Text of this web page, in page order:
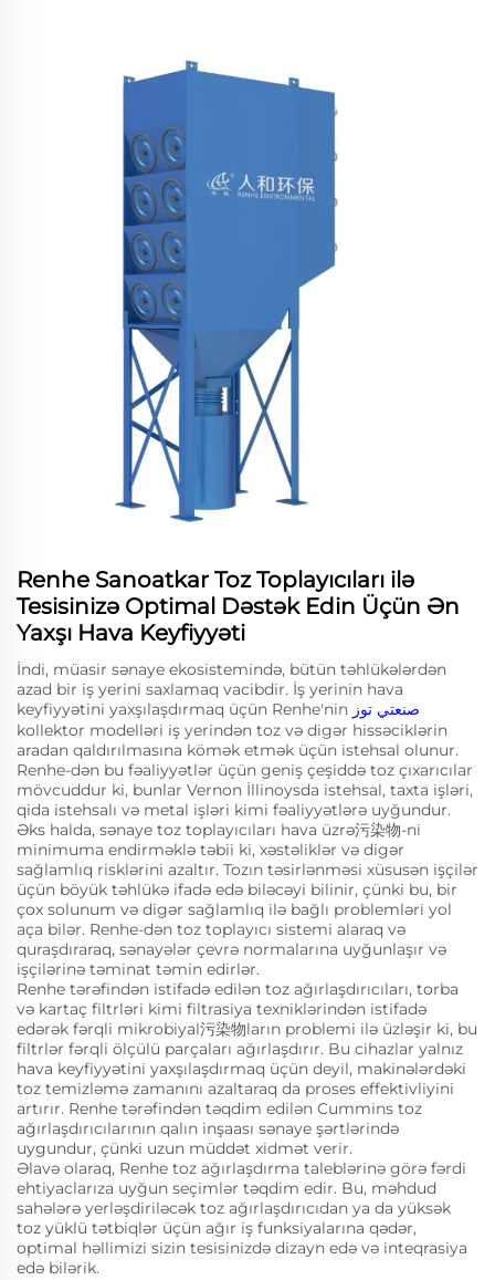
Renhe Sanoatkar Toz Toplayıcıları ilə
Tesisinizə Optimal Dəstək Edin Üçün Ən
Yaxşı Hava Keyfiyyəti
İndi, müasir sənaye ekosistemində, bütün təhlükələrdən
azad bir iş yerini saxlamaq vacibdir. İş yerinin hava
keyfiyyətini yaxşılaşdırmaq üçün Renhe'nin صنعتي توز
kollektor modelləri iş yerindən toz və digər hissəciklərin
aradan qaldırılmasına kömək etmək üçün istehsal olunur.
Renhe-dən bu fəaliyyətlər üçün geniş çeşiddə toz çıxarıcılar
mövcuddur ki, bunlar Vernon İllinoysda istehsal, taxta işləri,
qida istehsalı və metal işləri kimi fəaliyyətlərə uyğundur.
Əks halda, sənaye toz toplayıcıları hava üzrə污染物-ni
minimuma endirməklə təbii ki, xəstəliklər və digər
sağlamlıq risklərini azaltır. Tozın təsirlənməsi xüsusən işçilər
üçün böyük təhlükə ifadə edə biləcəyi bilinir, çünki bu, bir
çox solunum və digər sağlamlıq ilə bağlı problemləri yol
aça bilər. Renhe-dən toz toplayıcı sistemi alaraq və
quraşdıraraq, sənayələr çevrə normalarına uyğunlaşır və
işçilərinə təminat təmin edirlər.
Renhe tərəfindən istifadə edilən toz ağırlaşdırıcıları, torba
və kartaç filtrləri kimi filtrasiya texniklərindən istifadə
edərək fərqli mikrobiyal污染物ların problemi ilə üzləşir ki, bu
filtrlər fərqli ölçülü parçaları ağırlaşdırır. Bu cihazlar yalnız
hava keyfiyyətini yaxşılaşdırmaq üçün deyil, makinələrdəki
toz temizləmə zamanını azaltaraq da proses effektivliyini
artırır. Renhe tərəfindən təqdim edilən Cummins toz
ağırlaşdırıcılarının qalın inşaası sənaye şərtlərində
uygundur, çünki uzun müddət xidmət verir.
Əlavə olaraq, Renhe toz ağırlaşdırma taleblərinə görə fərdi
ehtiyaclarıza uyğun seçimlər təqdim edir. Bu, məhdud
sahələrə yerləşdiriləcək toz ağırlaşdırıcıdan ya da yüksək
toz yüklü tətbiqlər üçün ağır iş funksiyalarına qədər,
optimal həllimizi sizin tesisinizdə dizayn edə və inteqrasiya
edə bilərik.